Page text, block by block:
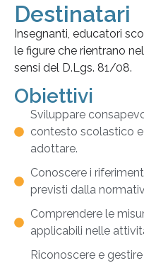
Destinatari
Insegnanti, educatori
le figure che rientrano
sensi del D.Lgs. 81/08.
Obiettivi
Sviluppare
contesto scolastico
adottare.
Conoscere i
previsti dalla
Comprendere le
applicabili nelle
Riconoscere e